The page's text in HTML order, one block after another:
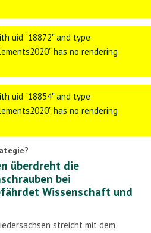
uid "18872" and type
has no rendering
uid "18854" and type
has no rendering
überdreht die
bei
Wissenschaft und
streicht mit dem